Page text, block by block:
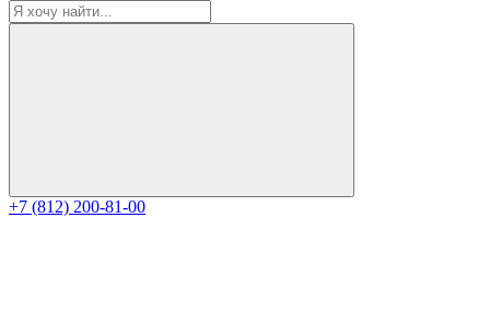
+7 (812) 200-81-00